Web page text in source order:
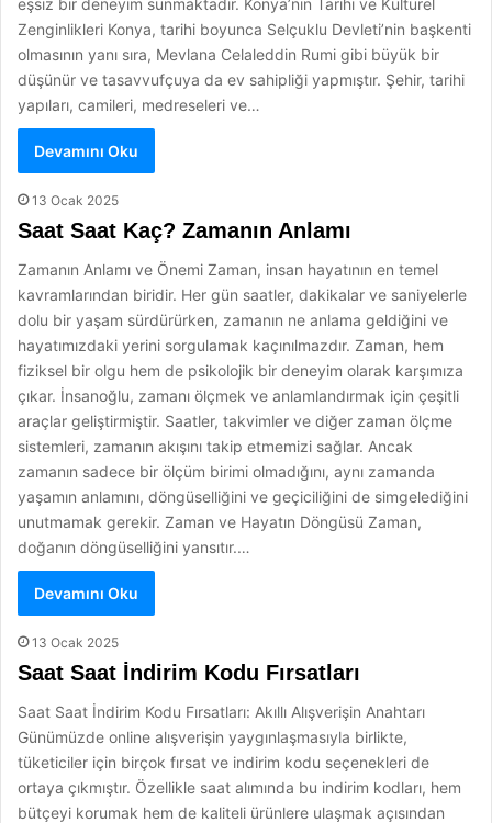
eşsiz bir deneyim sunmaktadır. Konya’nın Tarihi ve Kültürel
Zenginlikleri Konya, tarihi boyunca Selçuklu Devleti’nin başkenti
olmasının yanı sıra, Mevlana Celaleddin Rumi gibi büyük bir
düşünür ve tasavvufçuya da ev sahipliği yapmıştır. Şehir, tarihi
yapıları, camileri, medreseleri ve…
Devamını Oku
13 Ocak 2025
Saat Saat Kaç? Zamanın Anlamı
Zamanın Anlamı ve Önemi Zaman, insan hayatının en temel
kavramlarından biridir. Her gün saatler, dakikalar ve saniyelerle
dolu bir yaşam sürdürürken, zamanın ne anlama geldiğini ve
hayatımızdaki yerini sorgulamak kaçınılmazdır. Zaman, hem
fiziksel bir olgu hem de psikolojik bir deneyim olarak karşımıza
çıkar. İnsanoğlu, zamanı ölçmek ve anlamlandırmak için çeşitli
araçlar geliştirmiştir. Saatler, takvimler ve diğer zaman ölçme
sistemleri, zamanın akışını takip etmemizi sağlar. Ancak
zamanın sadece bir ölçüm birimi olmadığını, aynı zamanda
yaşamın anlamını, döngüselliğini ve geçiciliğini de simgelediğini
unutmamak gerekir. Zaman ve Hayatın Döngüsü Zaman,
doğanın döngüselliğini yansıtır.…
Devamını Oku
13 Ocak 2025
Saat Saat İndirim Kodu Fırsatları
Saat Saat İndirim Kodu Fırsatları: Akıllı Alışverişin Anahtarı
Günümüzde online alışverişin yaygınlaşmasıyla birlikte,
tüketiciler için birçok fırsat ve indirim kodu seçenekleri de
ortaya çıkmıştır. Özellikle saat alımında bu indirim kodları, hem
bütçeyi korumak hem de kaliteli ürünlere ulaşmak açısından